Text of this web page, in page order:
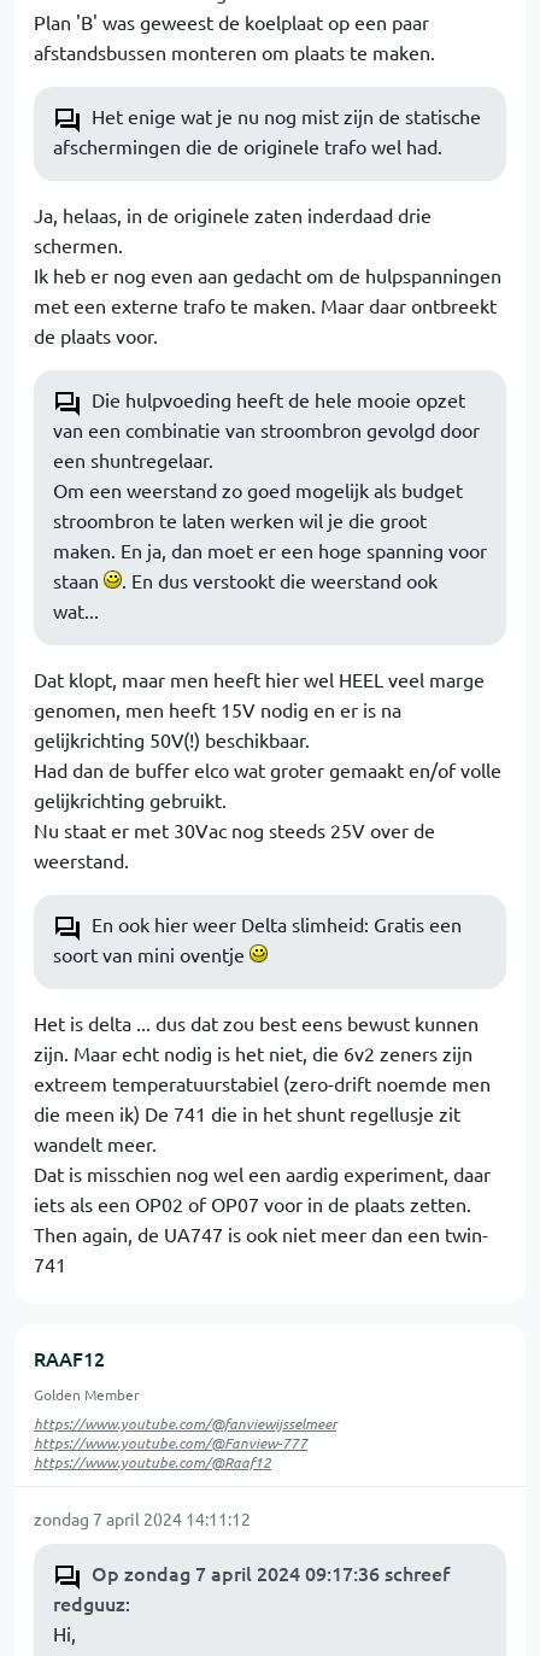
Plan 'B' was geweest de koelplaat op een paar
afstandsbussen monteren om plaats te maken.
Het enige wat je nu nog mist zijn de statische
afschermingen die de originele trafo wel had.
Ja, helaas, in de originele zaten inderdaad drie
schermen.
Ik heb er nog even aan gedacht om de hulpspanningen
met een externe trafo te maken. Maar daar ontbreekt
de plaats voor.
Die hulpvoeding heeft de hele mooie opzet
van een combinatie van stroombron gevolgd door
een shuntregelaar.
Om een weerstand zo goed mogelijk als budget
stroombron te laten werken wil je die groot
maken. En ja, dan moet er een hoge spanning voor
staan
. En dus verstookt die weerstand ook
wat...
Dat klopt, maar men heeft hier wel HEEL veel marge
genomen, men heeft 15V nodig en er is na
gelijkrichting 50V(!) beschikbaar.
Had dan de buffer elco wat groter gemaakt en/of volle
gelijkrichting gebruikt.
Nu staat er met 30Vac nog steeds 25V over de
weerstand.
En ook hier weer Delta slimheid: Gratis een
soort van mini oventje
Het is delta ... dus dat zou best eens bewust kunnen
zijn. Maar echt nodig is het niet, die 6v2 zeners zijn
extreem temperatuurstabiel (zero-drift noemde men
die meen ik) De 741 die in het shunt regellusje zit
wandelt meer.
Dat is misschien nog wel een aardig experiment, daar
iets als een OP02 of OP07 voor in de plaats zetten.
Then again, de UA747 is ook niet meer dan een twin-
741
RAAF12
Golden Member
https://www.youtube.com/@fanviewijsselmeer
https://www.youtube.com/@Fanview-777
https://www.youtube.com/@Raaf12
zondag 7 april 2024 14:11:12
Op zondag 7 april 2024 09:17:36 schreef
redguuz:
Hi,